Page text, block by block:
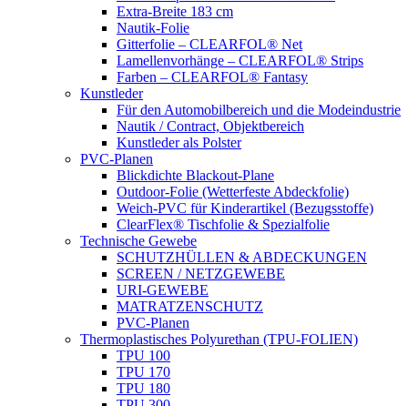
Extra-Breite 183 cm
Nautik-Folie
Gitterfolie – CLEARFOL® Net
Lamellenvorhänge – CLEARFOL® Strips
Farben – CLEARFOL® Fantasy
Kunstleder
Für den Automobilbereich und die Modeindustrie
Nautik / Contract, Objektbereich
Kunstleder als Polster
PVC-Planen
Blickdichte Blackout-Plane
Outdoor-Folie (Wetterfeste Abdeckfolie)
Weich-PVC für Kinderartikel (Bezugsstoffe)
ClearFlex® Tischfolie & Spezialfolie
Technische Gewebe
SCHUTZHÜLLEN & ABDECKUNGEN
SCREEN / NETZGEWEBE
URI-GEWEBE
MATRATZENSCHUTZ
PVC-Planen
Thermoplastisches Polyurethan (TPU-FOLIEN)
TPU 100
TPU 170
TPU 180